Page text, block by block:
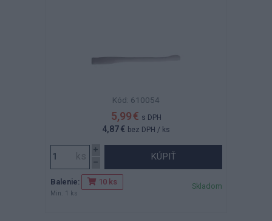
Kód: 610054
5,99 € s DPH
4,87 € bez DPH / ks
KÚPIŤ
Balenie: 10 ks
Min. 1 ks
Skladom